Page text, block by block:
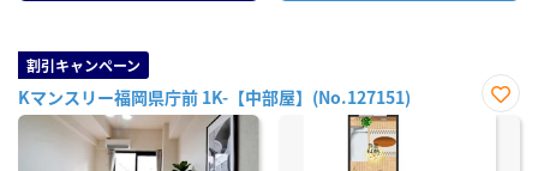
割引キャンペーン
Kマンスリー福岡県庁前 1K-【中部屋】(No.127151)
お気